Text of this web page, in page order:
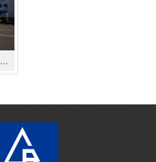
烟台莱山区枫林路景观亮化项目